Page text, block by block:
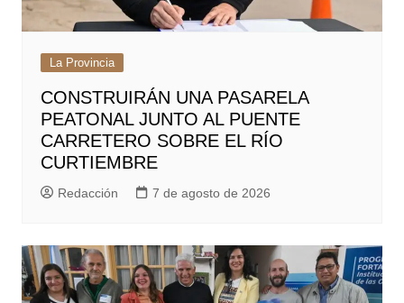
La Provincia
CONSTRUIRÁN UNA PASARELA
PEATONAL JUNTO AL PUENTE
CARRETERO SOBRE EL RÍO
CURTIEMBRE
Redacción 7 de agosto de 2026